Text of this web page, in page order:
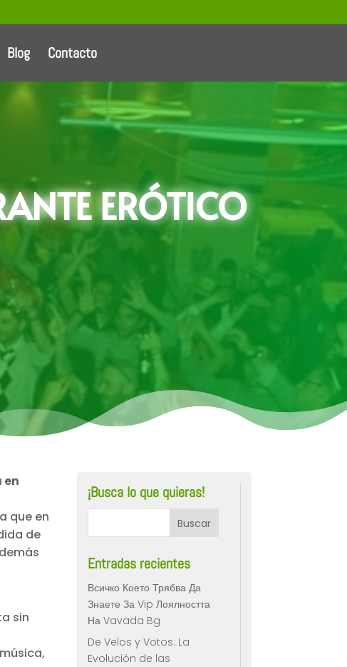
Blog Contacto
ERÓTICO
en
que en
de
sin
¡Busca lo que quieras!
Entradas recientes
Всичко Което Трябва Да
Знаете За Vip Лоялността
На Vavada Bg
De Velos y Votos: La
Evolución de las